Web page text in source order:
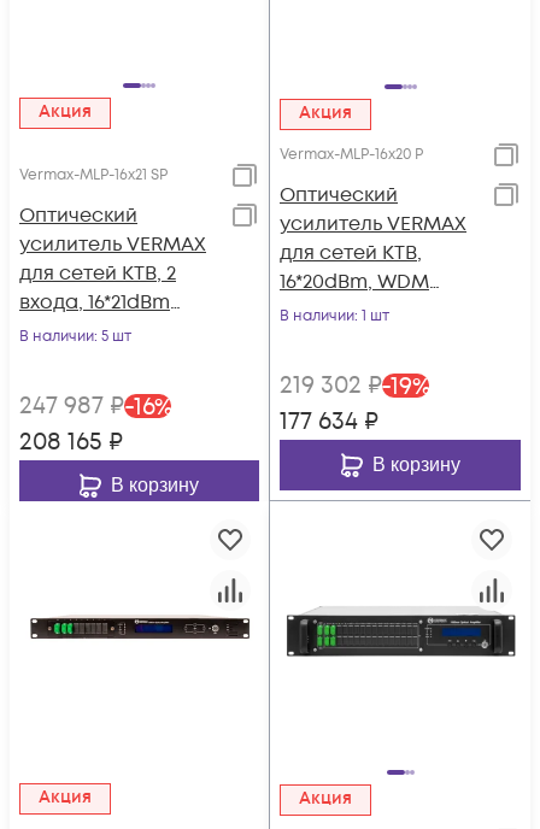
Акция
Vermax-MLP-16x21 SP
Оптический
усилитель VERMAX
для сетей КТВ, 2
входа, 16*21dBm
выхода, WDM
В наличии: 5 шт
247 987 ₽-16%
208 165 ₽
В корзину
Акция
Vermax-MLP-16x20 P
Оптический
усилитель VERMAX
для сетей КТВ,
16*20dBm, WDM
фильтр PON
В наличии: 1 шт
219 302 ₽-19%
177 634 ₽
В корзину
Акция Акция